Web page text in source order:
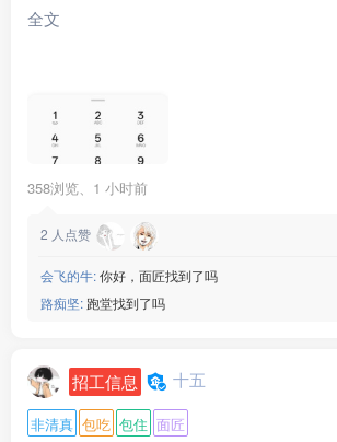
全文
358浏览、 1 小时前
2 人点赞
会飞的牛:你好，面匠找到了吗
路痴坚: 跑堂找到了吗
招工信息 十五
非清真 包吃 包住 面匠